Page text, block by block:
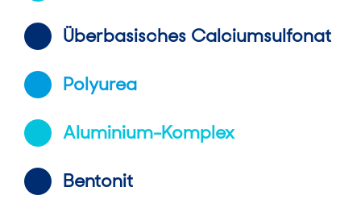
Überbasisches Calciumsulfonat
Polyurea
Aluminium-Komplex
Bentonit